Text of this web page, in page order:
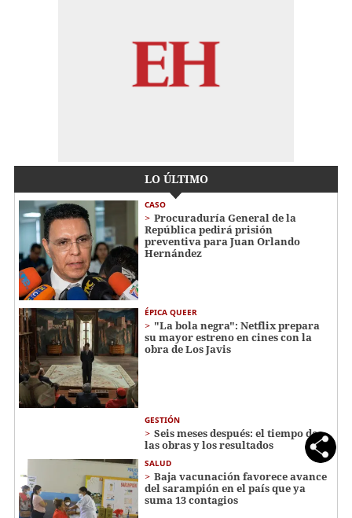
LO ÚLTIMO
CASO
Procuraduría General de la
República pedirá prisión
preventiva para Juan Orlando
Hernández
ÉPICA QUEER
"La bola negra": Netflix prepara
su mayor estreno en cines con la
obra de Los Javis
GESTIÓN
Seis meses después: el tiempo de
las obras y los resultados
SALUD
Baja vacunación favorece avance
del sarampión en el país que ya
suma 13 contagios